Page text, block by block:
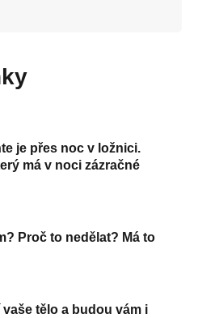
je přes noc v ložnici.
má v noci zázračné
Proč to nedělat? Má to
tělo a budou vám i